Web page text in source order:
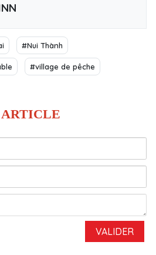
#Nui Thành
#village de pêche